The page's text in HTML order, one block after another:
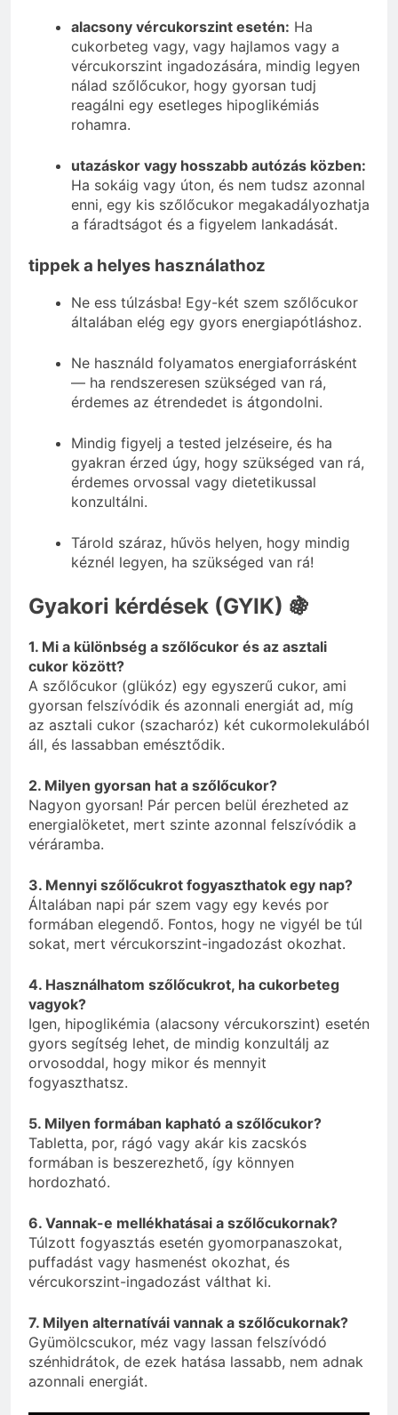
alacsony vércukorszint esetén: Ha
cukorbeteg vagy, vagy hajlamos vagy a
vércukorszint ingadozására, mindig legyen
nálad szőlőcukor, hogy gyorsan tudj
reagálni egy esetleges hipoglikémiás
rohamra.
utazáskor vagy hosszabb autózás közben:
Ha sokáig vagy úton, és nem tudsz azonnal
enni, egy kis szőlőcukor megakadályozhatja
a fáradtságot és a figyelem lankadását.
tippek a helyes használathoz
Ne ess túlzásba! Egy-két szem szőlőcukor
általában elég egy gyors energiapótláshoz.
Ne használd folyamatos energiaforrásként
— ha rendszeresen szükséged van rá,
érdemes az étrendedet is átgondolni.
Mindig figyelj a tested jelzéseire, és ha
gyakran érzed úgy, hogy szükséged van rá,
érdemes orvossal vagy dietetikussal
konzultálni.
Tárold száraz, hűvös helyen, hogy mindig
kéznél legyen, ha szükséged van rá!
Gyakori kérdések (GYIK) 🍇
1. Mi a különbség a szőlőcukor és az asztali
cukor között?
A szőlőcukor (glükóz) egy egyszerű cukor, ami
gyorsan felszívódik és azonnali energiát ad, míg
az asztali cukor (szacharóz) két cukormolekulából
áll, és lassabban emésztődik.
2. Milyen gyorsan hat a szőlőcukor?
Nagyon gyorsan! Pár percen belül érezheted az
energialöketet, mert szinte azonnal felszívódik a
véráramba.
3. Mennyi szőlőcukrot fogyaszthatok egy nap?
Általában napi pár szem vagy egy kevés por
formában elegendő. Fontos, hogy ne vigyél be túl
sokat, mert vércukorszint-ingadozást okozhat.
4. Használhatom szőlőcukrot, ha cukorbeteg
vagyok?
Igen, hipoglikémia (alacsony vércukorszint) esetén
gyors segítség lehet, de mindig konzultálj az
orvosoddal, hogy mikor és mennyit
fogyaszthatsz.
5. Milyen formában kapható a szőlőcukor?
Tabletta, por, rágó vagy akár kis zacskós
formában is beszerezhető, így könnyen
hordozható.
6. Vannak-e mellékhatásai a szőlőcukornak?
Túlzott fogyasztás esetén gyomorpanaszokat,
puffadást vagy hasmenést okozhat, és
vércukorszint-ingadozást válthat ki.
7. Milyen alternatívái vannak a szőlőcukornak?
Gyümölcscukor, méz vagy lassan felszívódó
szénhidrátok, de ezek hatása lassabb, nem adnak
azonnali energiát.